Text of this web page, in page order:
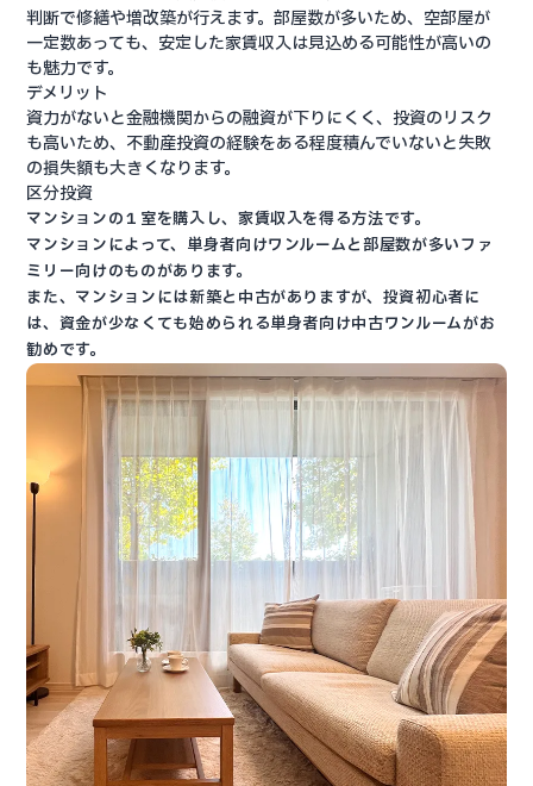
判断で修繕や増改築が行えます。部屋数が多いため、空部屋が
一定数あっても、安定した家賃収入は見込める可能性が高いの
も魅力です。
デメリット
資力がないと金融機関からの融資が下りにくく、 投資のリスク
も高いため、不動産投資の経験をある程度積んでいないと失敗
の損失額も大きくなります。
区分投資
マンションの１室を購入し、家賃収入を得る方法です。
マンションによって、単身者向けワンルームと部屋数が多いファ
ミリー向けのものがあります。
また、マンションには新築と中古がありますが、投資初心者に
は、資金が少なくても始められる単身者向け中古ワンルームがお
勧めです。